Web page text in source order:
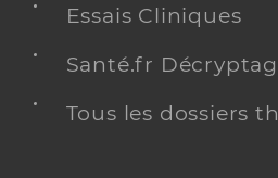
Essais Cliniques
Santé.fr
Tous les dossiers